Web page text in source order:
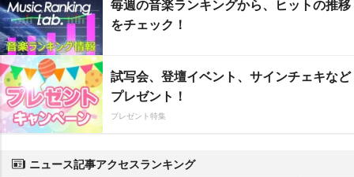
毎週の音楽ランキングから、ヒットの推移
をチェック！
試写会、登壇イベント、サインチェキなど
プレゼント！
プレゼント特集
ニュース記事アクセスランキング